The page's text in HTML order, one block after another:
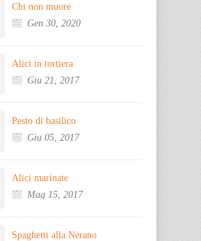
Chi non muore
Gen 30, 2020
Alici in tortiera
Giu 21, 2017
Pesto di basilico
Giu 05, 2017
Alici marinate
Mag 15, 2017
Spaghetti alla Nerano